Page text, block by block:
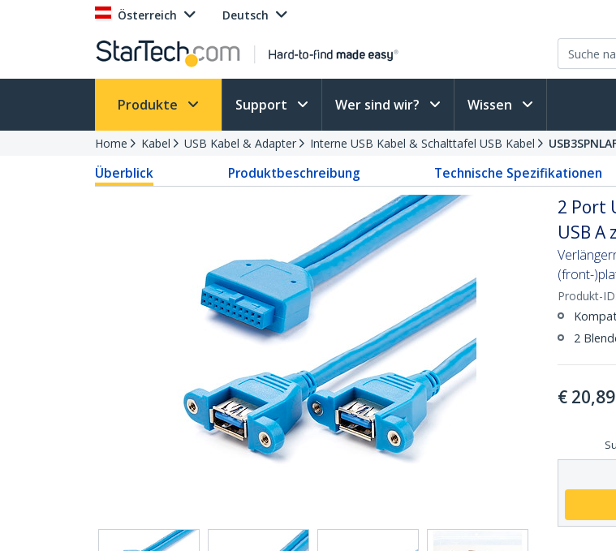
Österreich Deutsch
Produkte Support Wer sind wir? Wissen
Home Kabel USB Kabel & Adapter Interne USB Kabel & Schalttafel USB Kabel
Überblick Produktbeschreibung Technische Spezifikationen
2 Port
USB
(front-
Produkt-ID:
2
€ 20,89